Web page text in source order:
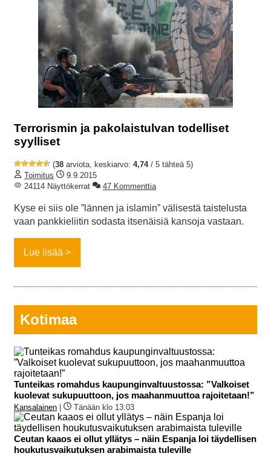
Terrorismin ja pakolaistulvan todelliset
syylliset
(38 arviota, keskiarvo: 4,74/ 5 tähteä 5)
Toimitus
9.9.2015
24114 Näyttökerrat
47 Kommenttia
Kyse ei siis ole ”lännen ja islamin” välisestä taistelusta
vaan pankkieliitin sodasta itsenäisiä kansoja vastaan.
Lue lisää
Kotimaa
Tunteikas romahdus kaupunginvaltuustossa: ”Valkoiset
kuolevat sukupuuttoon, jos maahanmuuttoa rajoitetaan!”
Kansalainen Tänään klo 13:03
Ceutan kaaos ei ollut yllätys – näin Espanja loi täydellisen
houkutusvaikutuksen arabimaista tuleville